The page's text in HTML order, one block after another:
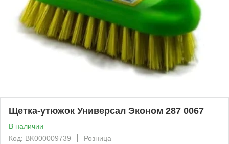
Щетка-утюжок Универсал Эконом 287 0067
В наличии
Код: BK000009739
Розница